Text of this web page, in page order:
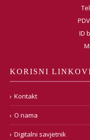
ID
KORISNI
Kontakt
O nama
Digitalni savjetnik